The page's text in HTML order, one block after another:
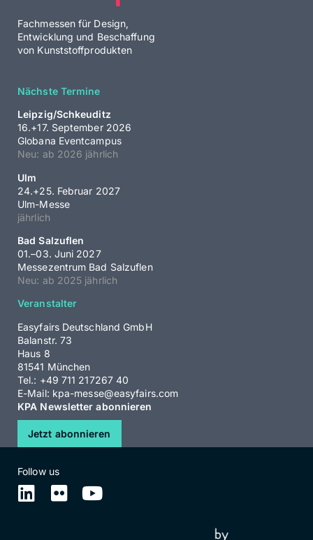
Fachmessen für Design,
Entwicklung und Beschaffung
von Kunststoffprodukten
Nächste Termine
Leipzig/Schkeuditz
16.+17. September 2026
Globana Eventcampus
Neu: ab 2026 jährlich
Ulm
24.+25. Februar 2027
Ulm-Messe
jährlich
Bad Salzuflen
01.–03. Juni 2027
Messezentrum Bad Salzuflen
Neu: ab 2025 jährlich
Veranstalter
Easyfairs Deutschland GmbH
Balanstr. 73
Haus 8
81541 München
Tel.: +49 711 217267 40
E-Mail: kpa-messe@easyfairs.com
KPA Newsletter abonnieren
Jetzt abonnieren
Follow us